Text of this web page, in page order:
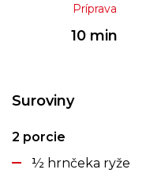
Príprava
10 min
Suroviny
2 porcie
½ hrnčeka ryže